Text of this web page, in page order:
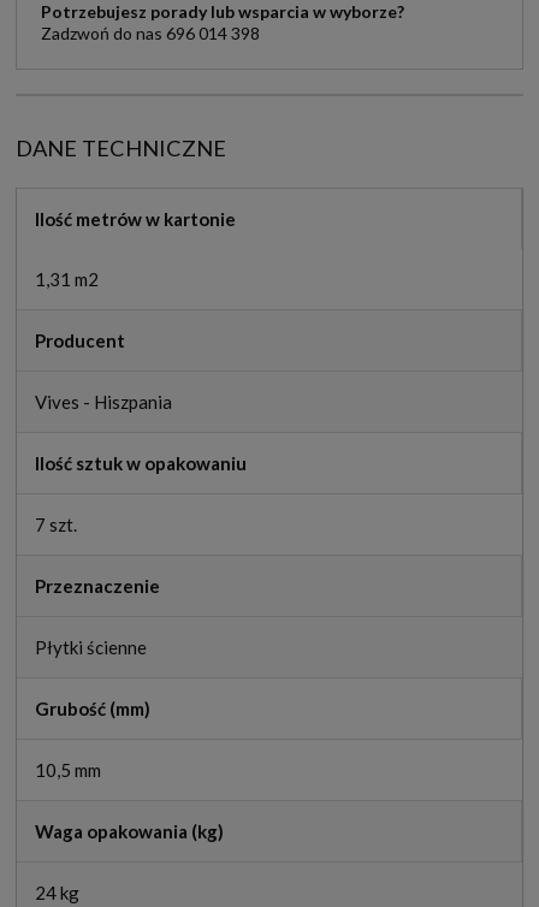
Potrzebujesz porady lub wsparcia w wyborze?
Zadzwoń do nas 696 014 398
DANE TECHNICZNE
Ilość metrów w kartonie
1,31 m2
Producent
Vives - Hiszpania
Ilość sztuk w opakowaniu
7 szt.
Przeznaczenie
Płytki ścienne
Grubość (mm)
10,5 mm
Waga opakowania (kg)
24 kg